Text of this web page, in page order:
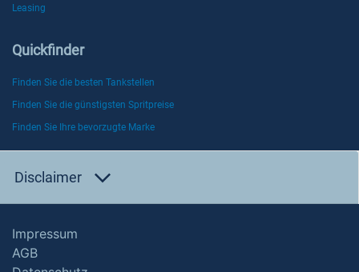
Leasing
Quickfinder
Finden Sie die besten Tankstellen
Finden Sie die günstigsten Spritpreise
Finden Sie Ihre bevorzugte Marke
Disclaimer
Impressum
AGB